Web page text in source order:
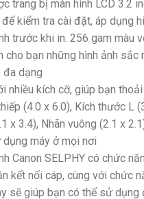
trang bị màn hình LCD 3.2
kiểm tra cài đặt, áp dụng
trước khi in. 256 gam màu
cho bạn những hình ảnh sắc
dạng
nhiều kích cỡ, giúp bạn
(4.0 x 6.0), Kích thước L
x 3.4), Nhãn vuông (2.1 x
máy ở mọi nơi
Canon SELPHY có chức
kết nối cáp, cùng với chức
sẽ giúp bạn có thể sử dụng